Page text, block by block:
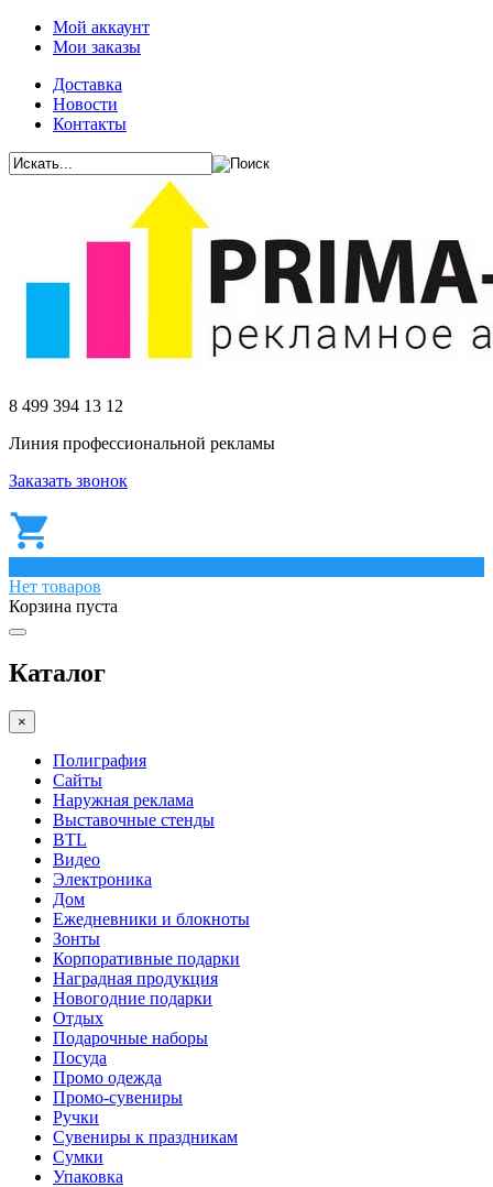
Мой аккаунт
Мои заказы
Доставка
Новости
Контакты
8 499 394 13 12
Линия профессиональной рекламы
Заказать звонок
Нет товаров
Корзина пуста
Каталог
×
Полиграфия
Сайты
Наружная реклама
Выставочные стенды
BTL
Видео
Электроника
Дом
Ежедневники и блокноты
Зонты
Корпоративные подарки
Наградная продукция
Новогодние подарки
Отдых
Подарочные наборы
Посуда
Промо одежда
Промо-сувениры
Ручки
Сувениры к праздникам
Сумки
Упаковка